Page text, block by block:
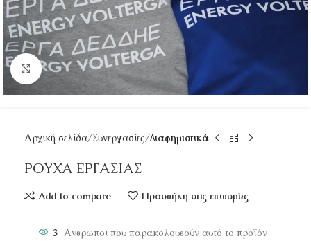
Κάντε κλικ για μεγέθυνση
Αρχική σελίδα Συνεργασίες Διαφημιστικά
ΡΟΥΧΑ ΕΡΓΑΣΙΑΣ
Add to compare Προσθήκη στις επιθυμίες
3 Άνθρωποι που παρακολουθούν αυτό το προϊόν